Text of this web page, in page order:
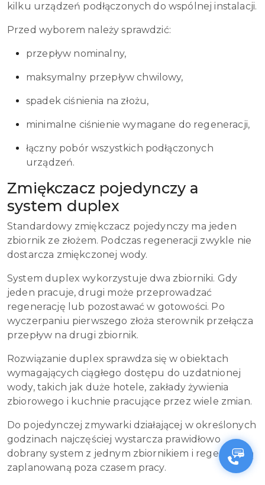
kilku urządzeń podłączonych do wspólnej instalacji.
Przed wyborem należy sprawdzić:
przepływ nominalny,
maksymalny przepływ chwilowy,
spadek ciśnienia na złożu,
minimalne ciśnienie wymagane do regeneracji,
łączny pobór wszystkich podłączonych
urządzeń.
Zmiękczacz pojedynczy a
system duplex
Standardowy zmiękczacz pojedynczy ma jeden
zbiornik ze złożem. Podczas regeneracji zwykle nie
dostarcza zmiękczonej wody.
System duplex wykorzystuje dwa zbiorniki. Gdy
jeden pracuje, drugi może przeprowadzać
regenerację lub pozostawać w gotowości. Po
wyczerpaniu pierwszego złoża sterownik przełącza
przepływ na drugi zbiornik.
Rozwiązanie duplex sprawdza się w obiektach
wymagających ciągłego dostępu do uzdatnionej
wody, takich jak duże hotele, zakłady żywienia
zbiorowego i kuchnie pracujące przez wiele zmian.
Do pojedynczej zmywarki działającej w określonych
godzinach najczęściej wystarcza prawidłowo
dobrany system z jednym zbiornikiem i regeneracją
zaplanowaną poza czasem pracy.